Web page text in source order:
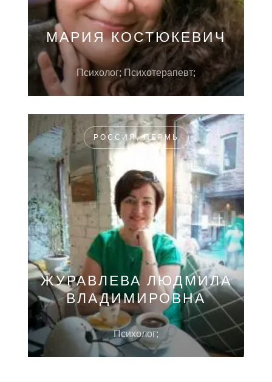
МАРИЯ КОСТЮКЕВИЧ
Психолог; Психотерапевт;
РОССИЯ, ПЕРМЬ
ЖУРАВЛЕВА ЛЮДМИЛА
ВЛАДИМИРОВНА
Психолог;